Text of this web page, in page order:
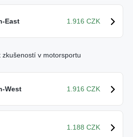
East 1.916 CZK
zkušeností v motorsportu
West 1.916 CZK
1.188 CZK